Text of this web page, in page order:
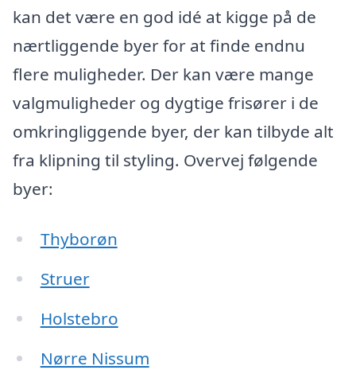
kan det være en god idé at kigge på de
nærtliggende byer for at finde endnu
flere muligheder. Der kan være mange
valgmuligheder og dygtige frisører i de
omkringliggende byer, der kan tilbyde alt
fra klipning til styling. Overvej følgende
byer:
Thyborøn
Struer
Holstebro
Nørre Nissum